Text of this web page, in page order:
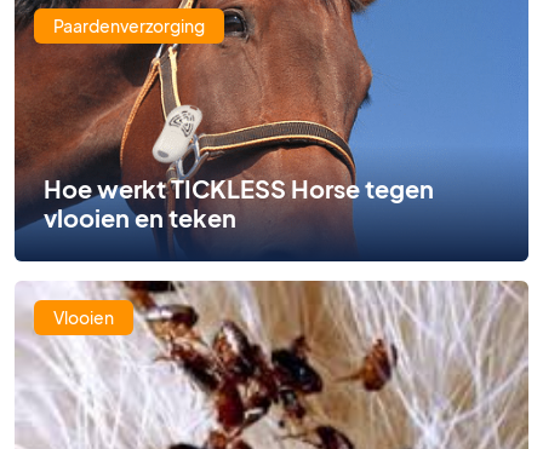
Paardenverzorging
Hoe werkt TICKLESS Horse tegen
vlooien en teken
Vlooien